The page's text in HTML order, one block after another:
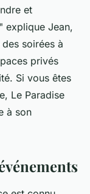
et
explique Jean,
soirées à
privés
Si vous êtes
Le Paradise
à son